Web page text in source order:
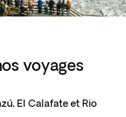
voyages
El Calafate et Rio